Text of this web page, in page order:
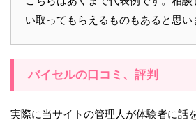
い取ってもらえるものもあると思い
バイセルの口コミ、評判
実際に当サイトの管理人が体験者に話